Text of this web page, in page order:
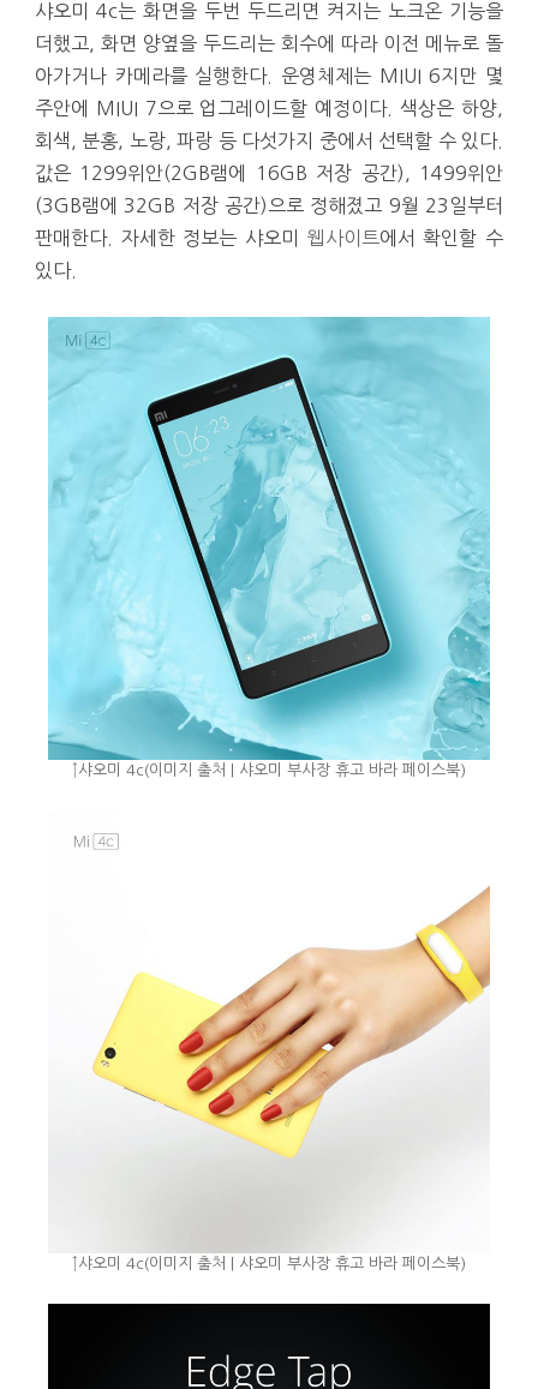
샤오미 4c는 화면을 두번 두드리면 켜지는 노크온 기능을
더했고, 화면 양옆을 두드리는 회수에 따라 이전 메뉴로 돌
아가거나 카메라를 실행한다. 운영체제는 MIUI 6지만 몇
주안에 MIUI 7으로 업그레이드할 예정이다. 색상은 하양,
회색, 분홍, 노랑, 파랑 등 다섯가지 중에서 선택할 수 있다.
값은 1299위안(2GB램에 16GB 저장 공간), 1499위안
(3GB램에 32GB 저장 공간)으로 정해졌고 9월 23일부터
판매한다. 자세한 정보는 샤오미 웹사이트에서 확인할 수
있다.
↑샤오미 4c(이미지 출처 | 샤오미 부사장 휴고 바라 페이스북)
↑샤오미 4c(이미지 출처 | 샤오미 부사장 휴고 바라 페이스북)